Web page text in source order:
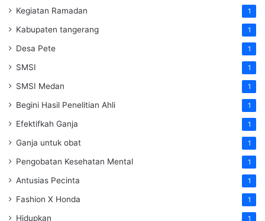
Kegiatan Ramadan 1
Kabupaten tangerang 1
Desa Pete 1
SMSI 1
SMSI Medan 1
Begini Hasil Penelitian Ahli 1
Efektifkah Ganja 1
Ganja untuk obat 1
Pengobatan Kesehatan Mental 1
Antusias Pecinta 1
Fashion X Honda 1
Hidupkan 1